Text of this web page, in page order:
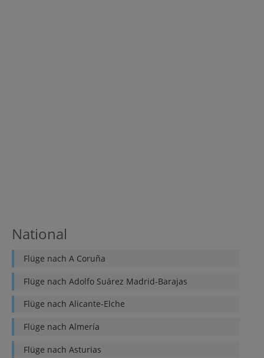
National
Flüge nach A Coruña
Flüge nach Adolfo Suárez Madrid-Barajas
Flüge nach Alicante-Elche
Flüge nach Almería
Flüge nach Asturias